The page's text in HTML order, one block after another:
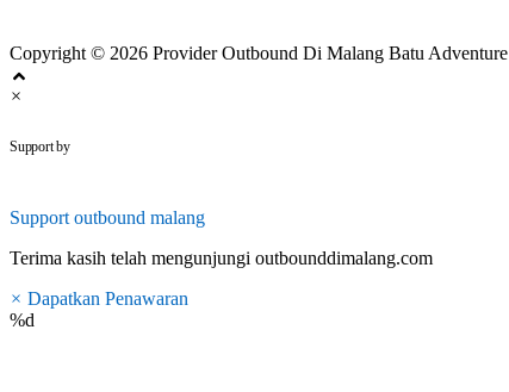
Copyright © 2026 Provider Outbound Di Malang Batu Adventure
×
Support by
Support outbound malang
Terima kasih telah mengunjungi outbounddimalang.com
× Dapatkan Penawaran
%d